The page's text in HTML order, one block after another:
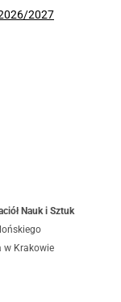
2027
Nauk i Sztuk
w Krakowie